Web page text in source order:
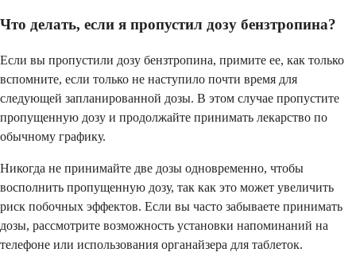
Что делать, если я пропустил дозу бензтропина?
Если вы пропустили дозу бензтропина, примите ее, как только
вспомните, если только не наступило почти время для
следующей запланированной дозы. В этом случае пропустите
пропущенную дозу и продолжайте принимать лекарство по
обычному графику.
Никогда не принимайте две дозы одновременно, чтобы
восполнить пропущенную дозу, так как это может увеличить
риск побочных эффектов. Если вы часто забываете принимать
дозы, рассмотрите возможность установки напоминаний на
телефоне или использования органайзера для таблеток.